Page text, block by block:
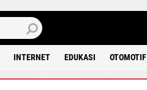
INTERNET EDUKASI OTOMOTIF